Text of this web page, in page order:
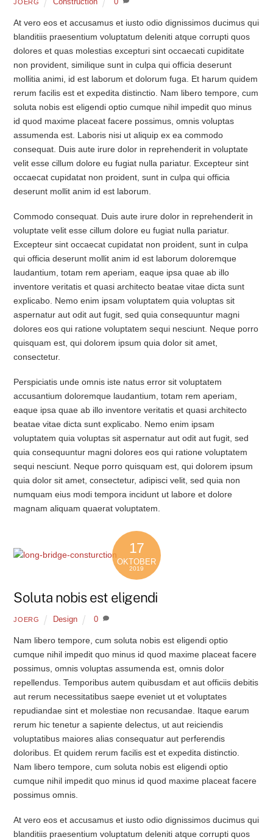
JOERG Construction 0
At vero eos et accusamus et iusto odio dignissimos ducimus qui
blanditiis praesentium voluptatum deleniti atque corrupti quos
dolores et quas molestias excepturi sint occaecati cupiditate
non provident, similique sunt in culpa qui officia deserunt
mollitia animi, id est laborum et dolorum fuga. Et harum quidem
rerum facilis est et expedita distinctio. Nam libero tempore, cum
soluta nobis est eligendi optio cumque nihil impedit quo minus
id quod maxime placeat facere possimus, omnis voluptas
assumenda est. Laboris nisi ut aliquip ex ea commodo
consequat. Duis aute irure dolor in reprehenderit in voluptate
velit esse cillum dolore eu fugiat nulla pariatur. Excepteur sint
occaecat cupidatat non proident, sunt in culpa qui officia
deserunt mollit anim id est laborum.
Commodo consequat. Duis aute irure dolor in reprehenderit in
voluptate velit esse cillum dolore eu fugiat nulla pariatur.
Excepteur sint occaecat cupidatat non proident, sunt in culpa
qui officia deserunt mollit anim id est laborum doloremque
laudantium, totam rem aperiam, eaque ipsa quae ab illo
inventore veritatis et quasi architecto beatae vitae dicta sunt
explicabo. Nemo enim ipsam voluptatem quia voluptas sit
aspernatur aut odit aut fugit, sed quia consequuntur magni
dolores eos qui ratione voluptatem sequi nesciunt. Neque porro
quisquam est, qui dolorem ipsum quia dolor sit amet,
consectetur.
Perspiciatis unde omnis iste natus error sit voluptatem
accusantium doloremque laudantium, totam rem aperiam,
eaque ipsa quae ab illo inventore veritatis et quasi architecto
beatae vitae dicta sunt explicabo. Nemo enim ipsam
voluptatem quia voluptas sit aspernatur aut odit aut fugit, sed
quia consequuntur magni dolores eos qui ratione voluptatem
sequi nesciunt. Neque porro quisquam est, qui dolorem ipsum
quia dolor sit amet, consectetur, adipisci velit, sed quia non
numquam eius modi tempora incidunt ut labore et dolore
magnam aliquam quaerat voluptatem.
17
OKTOBER
2019
Soluta nobis est eligendi
JOERG Design 0
Nam libero tempore, cum soluta nobis est eligendi optio
cumque nihil impedit quo minus id quod maxime placeat facere
possimus, omnis voluptas assumenda est, omnis dolor
repellendus. Temporibus autem quibusdam et aut officiis debitis
aut rerum necessitatibus saepe eveniet ut et voluptates
repudiandae sint et molestiae non recusandae. Itaque earum
rerum hic tenetur a sapiente delectus, ut aut reiciendis
voluptatibus maiores alias consequatur aut perferendis
doloribus. Et quidem rerum facilis est et expedita distinctio.
Nam libero tempore, cum soluta nobis est eligendi optio
cumque nihil impedit quo minus id quod maxime placeat facere
possimus omnis.
At vero eos et accusamus et iusto odio dignissimos ducimus qui
blanditiis praesentium voluptatum deleniti atque corrupti quos